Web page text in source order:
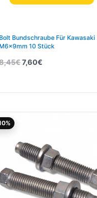
Bolt Bundschraube Für Kawasaki
M6x9mm 10 Stück
€7,60€
7,98€
7,19€.